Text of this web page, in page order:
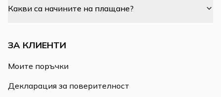
Какви са начините на плащане?
ЗА КЛИЕНТИ
Моите поръчки
Декларация за поверителност